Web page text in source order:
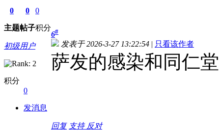
0
主题
0
帖子
0
积分
初级用户
积分
0
发消息
6#
发表于 2026-3-27 13:22:54 | 只看该作者
萨发的感染和同仁堂
回复 支持 反对